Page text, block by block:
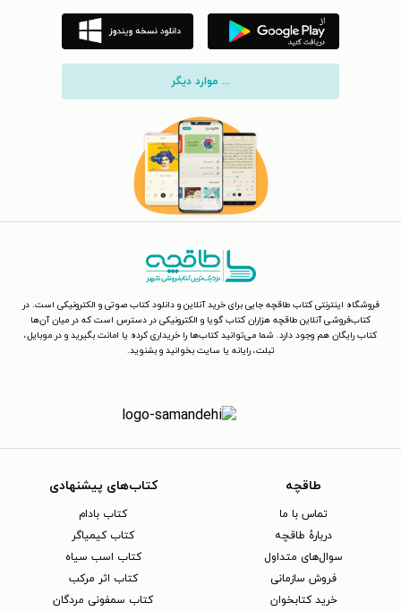
... موارد دیگر
فروشگاه اینترنتی کتاب طاقچه جایی برای خرید آنلاین و دانلود کتاب صوتی و الکترونیکی است. در
کتاب‌فروشی آنلاین طاقچه هزاران کتاب گویا و الکترونیکی در دسترس است که در میان آن‌ها
کتاب رایگان هم وجود دارد. شما می‌توانید کتاب‌ها را خریداری کرده یا امانت بگیرید و در موبایل،
تبلت، رایانه یا سایت بخوانید و بشنوید.
طاقچه
تماس با ما
دربارهٔ طاقچه
سوال‌های متداول
فروش سازمانی
خرید کتابخوان
کتاب‌های پیشنهادی
کتاب بادام
کتاب کیمیاگر
کتاب اسب سیاه
کتاب اثر مرکب
کتاب سمفونی مردگان